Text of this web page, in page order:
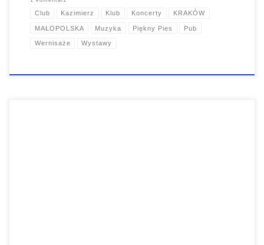
Club Kazimierz Klub Koncerty KRAKÓW
MAŁOPOLSKA Muzyka Piękny Pies Pub
Wernisaże Wystawy